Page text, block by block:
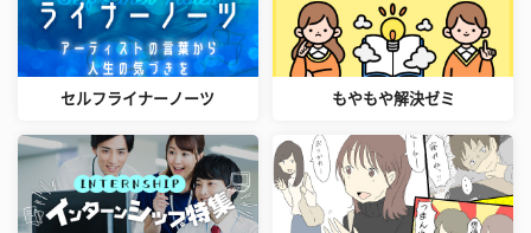
セルフライナーノーツ もやもや解決ゼミ